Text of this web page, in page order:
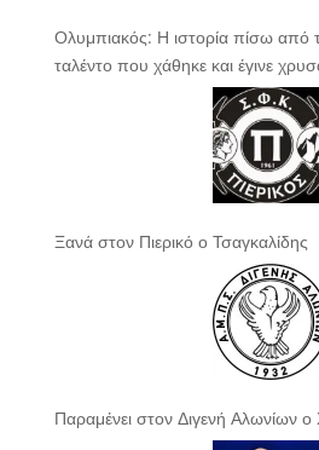
Ολυμπιακός: Η ιστορία πίσω από
ταλέντο που χάθηκε και έγινε
Ξανά στον Πιερικό ο Τσαγκαλίδης
Παραμένει στον Διγενή Αλωνίων ο